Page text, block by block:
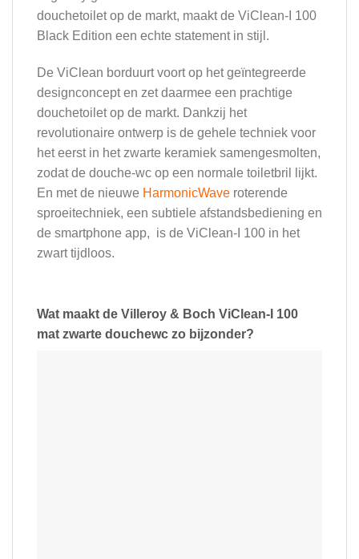
douchetoilet op de markt, maakt de ViClean-I 100
Black Edition een echte statement in stijl.
De ViClean borduurt voort op het geïntegreerde
designconcept en zet daarmee een prachtige
douchetoilet op de markt. Dankzij het
revolutionaire ontwerp is de gehele techniek voor
het eerst in het zwarte keramiek samengesmolten,
zodat de douche-wc op een normale toiletbril lijkt.
En met de nieuwe HarmonicWave roterende
sproeitechniek, een subtiele afstandsbediening en
de smartphone app, is de ViClean-I 100 in het
zwart tijdloos.
Wat maakt de Villeroy & Boch ViClean-I 100
mat zwarte douchewc zo bijzonder?